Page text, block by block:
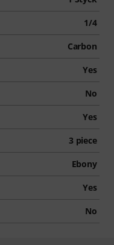
1/4
Carbon
Yes
No
Yes
3 piece
Ebony
Yes
No